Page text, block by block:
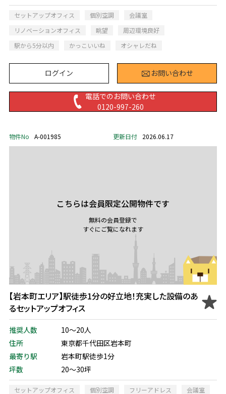
セットアップオフィス 個別空調
会議室
リノベーションオフィス
眺望
周辺環境良好
駅から5分以内
かっこいいね オシャレだね
ログイン お問い合わせ
電話でのお問い合わせ
0120-997-260
物件No A-001985 更新日付 2026.06.17
こちらは会員限定公開物件です
無料の会員登録で
すぐにご覧になれます
【岩本町エリア】駅徒歩1分の好立地！充実した設備のあ
るセットアップオフィス
推奨人数
10～20人
住所
東京都千代田区岩本町
最寄り駅
岩本町駅徒歩1分
坪数
20～30坪
セットアップオフィス 個別空調 フリーアドレス
会議室